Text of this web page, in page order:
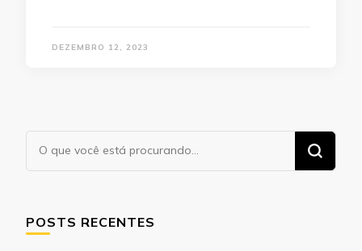
DEZEMBRO 12, 2023
Procurando
algo?
POSTS RECENTES